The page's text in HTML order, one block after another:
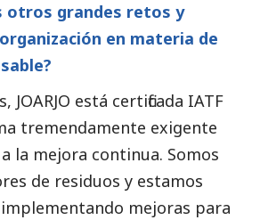
otros grandes retos y
en materia de
JOARJO está certificada IATF
tremendamente exigente
la mejora continua. Somos
de residuos y estamos
mejoras para